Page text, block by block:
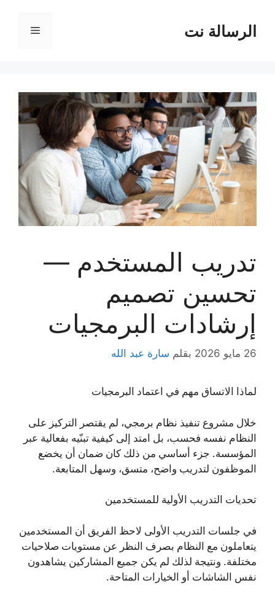
المحتوىالرسالة نت القائمة
تدريب المستخدم —
تحسين تصميم
إرشادات البرمجيات
26 مايو 2026 بقلم سارة عبد الله
لماذا الاتساق مهم في اعتماد البرمجيات
خلال مشروع تنفيذ نظام برمجي، لم يقتصر التركيز على
النظام نفسه فحسب، بل امتد إلى كيفية تبنّيه بفعالية عبر
المؤسسة. جزء أساسي من ذلك كان ضمان أن يخضع
الموظفون لتدريب واضح، متسق، وسهل المتابعة.
تحديات التدريب الأولية للمستخدمين
في جلسات التدريب الأولى لاحظ الفريق أن المستخدمين
يتعاملون مع النظام بصرف النظر عن مستويات صلاحيات
مختلفة. ونتيجة لذلك لم يكن جميع المشاركين يشاهدون
نفس الشاشات أو الخيارات المتاحة.